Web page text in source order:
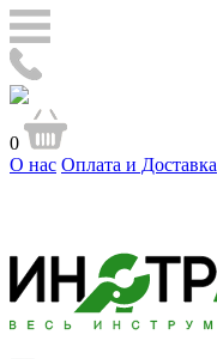
0
О нас Оплата и Доставка